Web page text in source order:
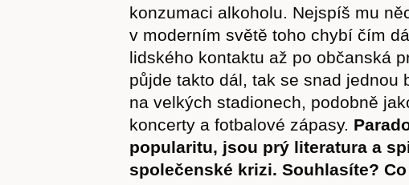
konzumaci alkoholu. Nejspíš mu
v moderním světě toho chybí čím
lidského kontaktu až po občanská
půjde takto dál, tak se snad jednou
na velkých stadionech, podobně
koncerty a fotbalové zápasy.
popularitu, jsou prý literatura a
společenské krizi. Souhlasíte?